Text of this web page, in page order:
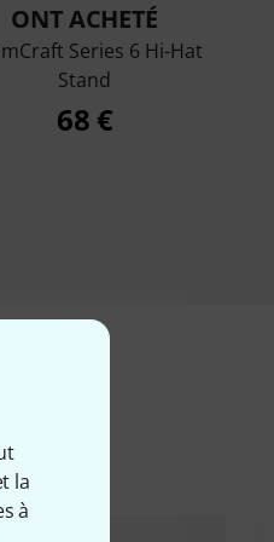
la
à
ONT ACHETÉ
Series 6 Hi-Hat
Stand
68 €